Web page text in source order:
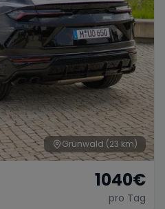
Grünwald (23 km)
1040€
pro Tag